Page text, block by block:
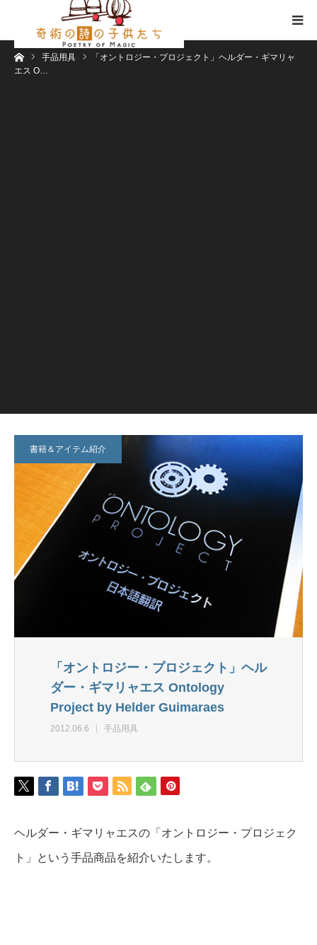
ホーム手品用具
「オントロジー・プロジェクト」ヘルダー・ギマリャ
エス O…
書籍＆アイテム紹介
「オントロジー・プロジェクト」ヘル
ダー・ギマリャエス Ontology
Project by Helder Guimaraes
2012.06.6 手品用具
ヘルダー・ギマリャエスの「オントロジー・プロジェク
ト」という手品商品を紹介いたします。